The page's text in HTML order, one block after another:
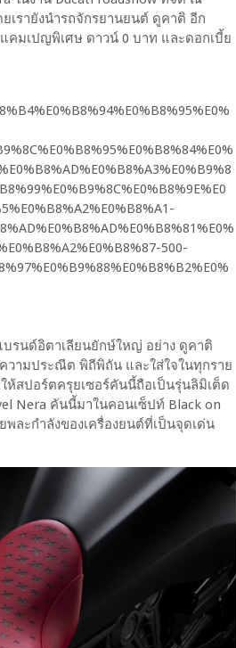
รายังนำรถจักรยานยนต์ ดูคาติ อีก
คมเปญพิเศษ ดาวน์ 0 บาท และดอกเบี้ย
บรนด์อิตาเลียนยักษ์ใหญ่ อย่าง ดูคาติ
วามประณีต พิถีพิถัน และใส่ใจในทุกราย
ห้สปอร์ตครุยเซอร์คันนี้ถือเป็นรุ่นลิมิเต็ด
Nera คันนี้มาในคอนเซ็ปท์ Black on
ละกำลังของเครื่องยนต์ที่เป็นจุดเด่น